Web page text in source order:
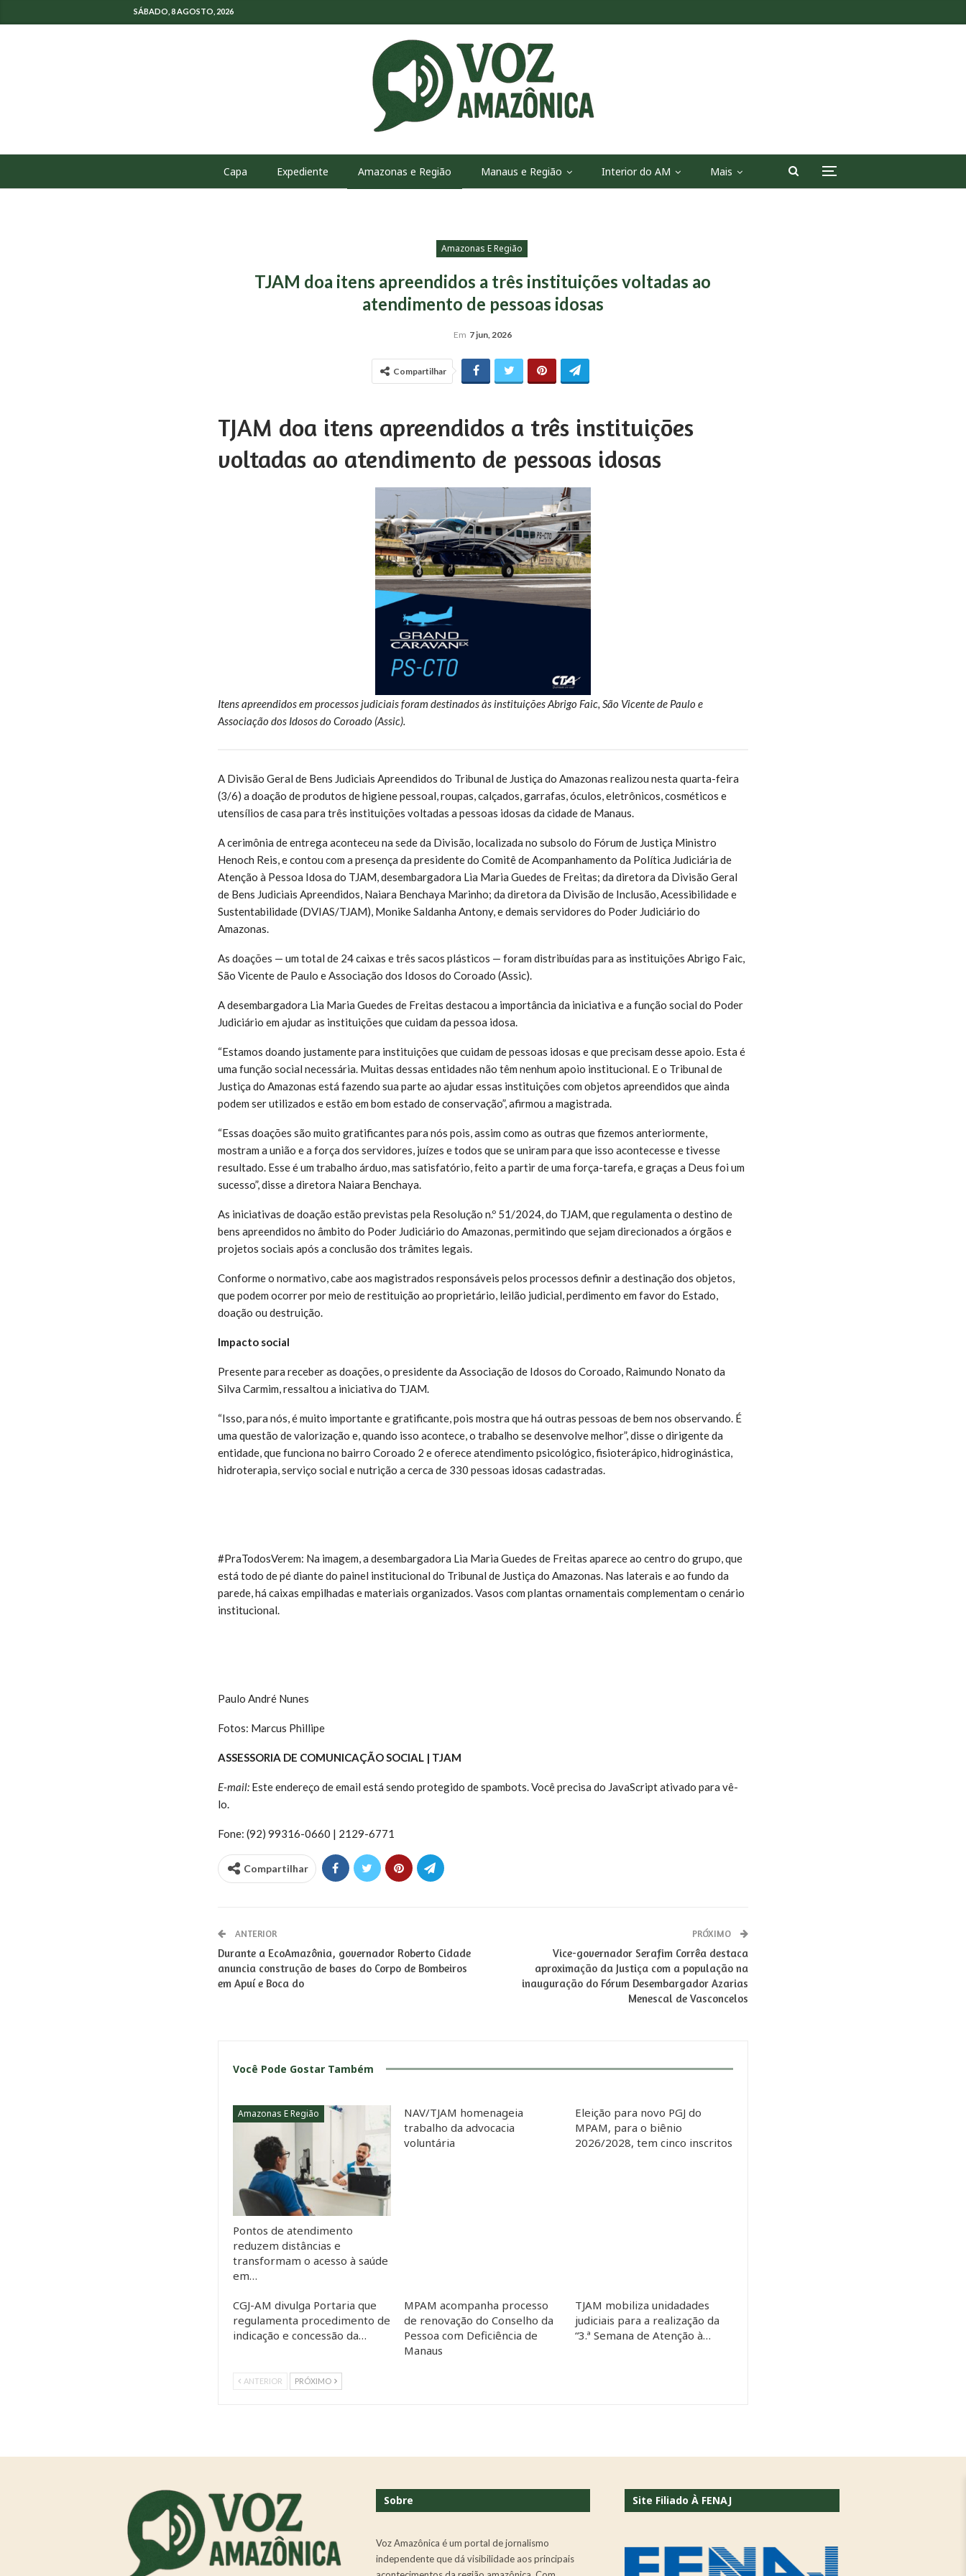
SÁBADO, 8 AGOSTO, 2026
Capa Expediente Amazonas e Região Manaus e Região Interior do AM Mais
Amazonas E Região
TJAM doa itens apreendidos a três instituições voltadas ao
atendimento de pessoas idosas
Em 7 jun, 2026
Compartilhar
TJAM doa itens apreendidos a três instituições
voltadas ao atendimento de pessoas idosas
Itens apreendidos em processos judiciais foram destinados às instituições Abrigo Faic, São Vicente de Paulo e
Associação dos Idosos do Coroado (Assic).
A Divisão Geral de Bens Judiciais Apreendidos do Tribunal de Justiça do Amazonas realizou nesta quarta-feira
(3/6) a doação de produtos de higiene pessoal, roupas, calçados, garrafas, óculos, eletrônicos, cosméticos e
utensílios de casa para três instituições voltadas a pessoas idosas da cidade de Manaus.
A cerimônia de entrega aconteceu na sede da Divisão, localizada no subsolo do Fórum de Justiça Ministro
Henoch Reis, e contou com a presença da presidente do Comitê de Acompanhamento da Política Judiciária de
Atenção à Pessoa Idosa do TJAM, desembargadora Lia Maria Guedes de Freitas; da diretora da Divisão Geral
de Bens Judiciais Apreendidos, Naiara Benchaya Marinho; da diretora da Divisão de Inclusão, Acessibilidade e
Sustentabilidade (DVIAS/TJAM), Monike Saldanha Antony, e demais servidores do Poder Judiciário do
Amazonas.
As doações — um total de 24 caixas e três sacos plásticos — foram distribuídas para as instituições Abrigo Faic,
São Vicente de Paulo e Associação dos Idosos do Coroado (Assic).
A desembargadora Lia Maria Guedes de Freitas destacou a importância da iniciativa e a função social do Poder
Judiciário em ajudar as instituições que cuidam da pessoa idosa.
“Estamos doando justamente para instituições que cuidam de pessoas idosas e que precisam desse apoio. Esta é
uma função social necessária. Muitas dessas entidades não têm nenhum apoio institucional. E o Tribunal de
Justiça do Amazonas está fazendo sua parte ao ajudar essas instituições com objetos apreendidos que ainda
podem ser utilizados e estão em bom estado de conservação”, afirmou a magistrada.
“Essas doações são muito gratificantes para nós pois, assim como as outras que fizemos anteriormente,
mostram a união e a força dos servidores, juízes e todos que se uniram para que isso acontecesse e tivesse
resultado. Esse é um trabalho árduo, mas satisfatório, feito a partir de uma força-tarefa, e graças a Deus foi um
sucesso”, disse a diretora Naiara Benchaya.
As iniciativas de doação estão previstas pela Resolução n.º 51/2024, do TJAM, que regulamenta o destino de
bens apreendidos no âmbito do Poder Judiciário do Amazonas, permitindo que sejam direcionados a órgãos e
projetos sociais após a conclusão dos trâmites legais.
Conforme o normativo, cabe aos magistrados responsáveis pelos processos definir a destinação dos objetos,
que podem ocorrer por meio de restituição ao proprietário, leilão judicial, perdimento em favor do Estado,
doação ou destruição.
Impacto social
Presente para receber as doações, o presidente da Associação de Idosos do Coroado, Raimundo Nonato da
Silva Carmim, ressaltou a iniciativa do TJAM.
“Isso, para nós, é muito importante e gratificante, pois mostra que há outras pessoas de bem nos observando. É
uma questão de valorização e, quando isso acontece, o trabalho se desenvolve melhor”, disse o dirigente da
entidade, que funciona no bairro Coroado 2 e oferece atendimento psicológico, fisioterápico, hidroginástica,
hidroterapia, serviço social e nutrição a cerca de 330 pessoas idosas cadastradas.
#PraTodosVerem: Na imagem, a desembargadora Lia Maria Guedes de Freitas aparece ao centro do grupo, que
está todo de pé diante do painel institucional do Tribunal de Justiça do Amazonas. Nas laterais e ao fundo da
parede, há caixas empilhadas e materiais organizados. Vasos com plantas ornamentais complementam o cenário
institucional.
Paulo André Nunes
Fotos: Marcus Phillipe
ASSESSORIA DE COMUNICAÇÃO SOCIAL | TJAM
E-mail: Este endereço de email está sendo protegido de spambots. Você precisa do JavaScript ativado para vê-
lo.
Fone: (92) 99316-0660 | 2129-6771
Compartilhar
ANTERIOR
Durante a EcoAmazônia, governador Roberto Cidade
anuncia construção de bases do Corpo de Bombeiros
em Apuí e Boca do
PRÓXIMO
Vice-governador Serafim Corrêa destaca
aproximação da Justiça com a população na
inauguração do Fórum Desembargador Azarias
Menescal de Vasconcelos
Você Pode Gostar Também
Amazonas E Região
Pontos de atendimento
reduzem distâncias e
transformam o acesso à saúde
em…
NAV/TJAM homenageia
trabalho da advocacia
voluntária
Eleição para novo PGJ do
MPAM, para o biênio
2026/2028, tem cinco inscritos
CGJ-AM divulga Portaria que
regulamenta procedimento de
indicação e concessão da…
MPAM acompanha processo
de renovação do Conselho da
Pessoa com Deficiência de
Manaus
TJAM mobiliza unidadades
judiciais para a realização da
“3.ª Semana de Atenção à…
ANTERIOR PRÓXIMO
Sobre
Voz Amazônica é um portal de jornalismo
independente que dá visibilidade aos principais
Site Filiado À FENAJ